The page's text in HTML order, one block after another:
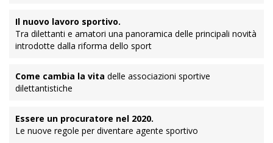
Il nuovo lavoro sportivo.
Tra dilettanti e amatori una panoramica delle principali novità
introdotte dalla riforma dello sport
Come cambia la vita delle associazioni sportive
dilettantistiche
Essere un procuratore nel 2020.
Le nuove regole per diventare agente sportivo